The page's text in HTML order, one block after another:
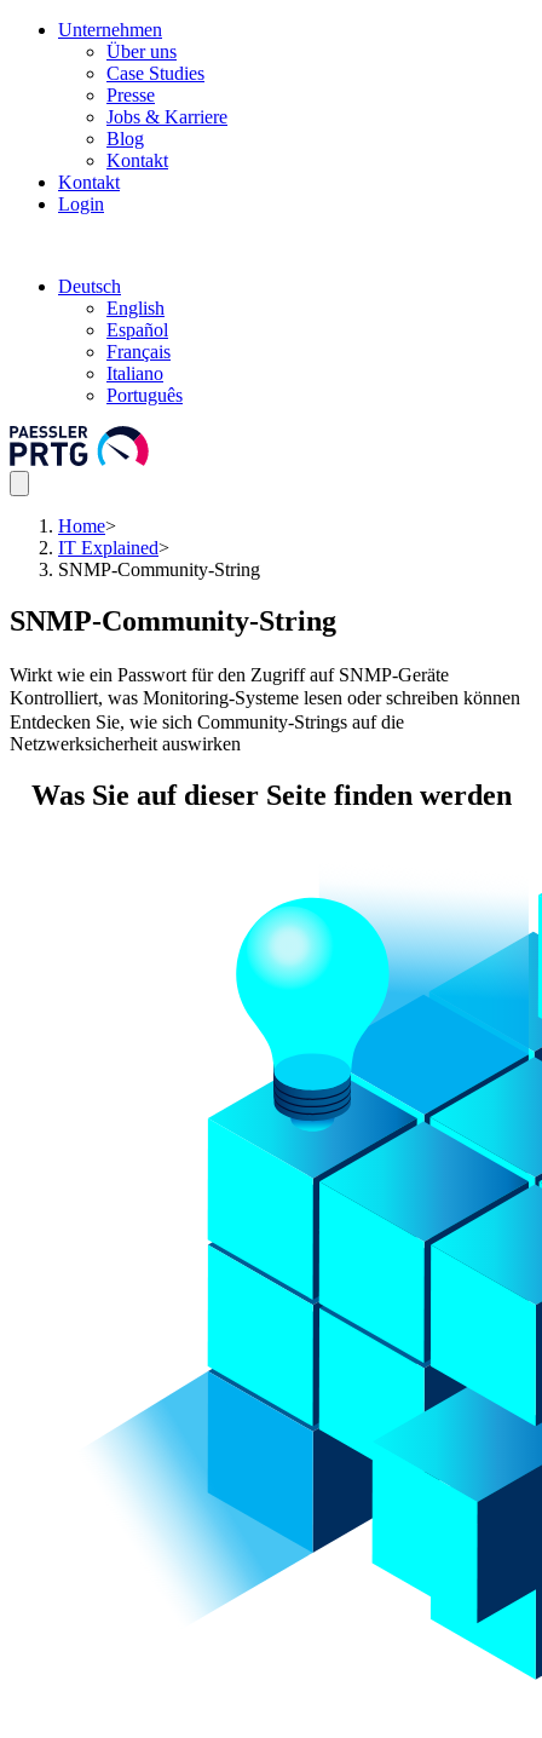
Unternehmen
Über uns
Case Studies
Presse
Jobs & Karriere
Blog
Kontakt
Kontakt
Login
Deutsch
English
Español
Français
Italiano
Português
Home>
IT Explained>
SNMP-Community-String
SNMP-Community-String
Wirkt wie ein Passwort für den Zugriff auf SNMP-Geräte
Kontrolliert, was Monitoring-Systeme lesen oder schreiben können
Entdecken Sie, wie sich Community-Strings auf die
Netzwerksicherheit auswirken
Was Sie auf dieser Seite finden werden